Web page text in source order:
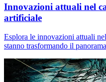
Innovazioni attuali nel
artificiale
Esplora le innovazioni attuali
stanno trasformando il